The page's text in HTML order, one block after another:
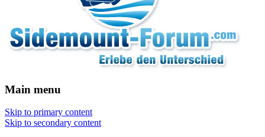
Main menu
Skip to primary content
Skip to secondary content